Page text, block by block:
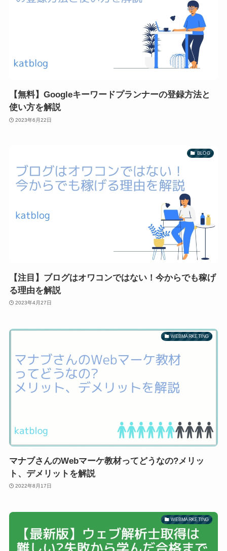
【無料】Googleキーワードプランナーの登録方法と
使い方を解説
2023年6月22日
BLOG
【注目】ブログはオワコンではない！今からでも稼げ
る理由を解説
2023年4月27日
WEBMARKETING
マナブさんのWebマーケ教材ってどうなの?メリッ
ト、デメリットを解説
2022年8月17日
WEBMARKETING